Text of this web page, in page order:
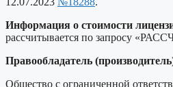
Информация о стоимости
рассчитывается по запросу
Правообладатель
Общество с ограниченной